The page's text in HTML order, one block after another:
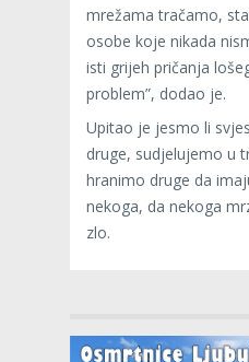
mrežama tračamo,
osobe koje nikada
isti grijeh pričanja
problem”, dodao je.
Upitao je jesmo li
druge, sudjelujemo u
hranimo druge da
nekoga, da nekoga
zlo.